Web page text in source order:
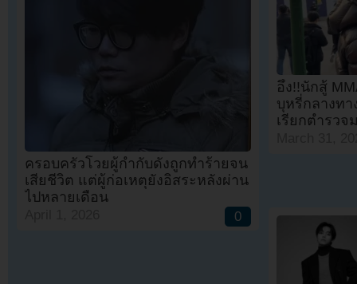
ครอบครัวโวยผู้กำกับดังถูกทำร้ายจน
เสียชีวิต แต่ผู้ก่อเหตุยังอิสระหลังผ่าน
ไปหลายเดือน
0
อึ้ง!!นักสู้
บุหรี่กลางท
เรียกตำรวจ